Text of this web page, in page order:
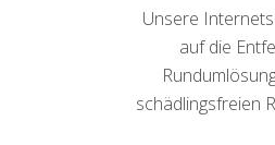
Unsere
auf die
schädlingsfreien